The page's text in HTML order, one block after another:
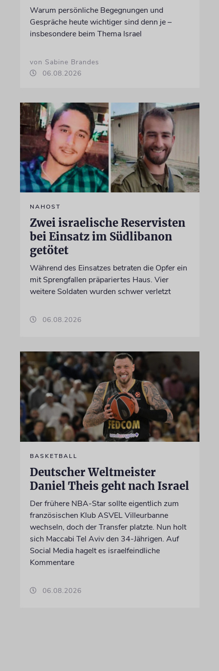
Warum persönliche Begegnungen und
Gespräche heute wichtiger sind denn je –
insbesondere beim Thema Israel
von Sabine Brandes
06.08.2026
NAHOST
Zwei israelische Reservisten
bei Einsatz im Südlibanon
getötet
Während des Einsatzes betraten die Opfer ein
mit Sprengfallen präpariertes Haus. Vier
weitere Soldaten wurden schwer verletzt
06.08.2026
BASKETBALL
Deutscher Weltmeister
Daniel Theis geht nach Israel
Der frühere NBA-Star sollte eigentlich zum
französischen Klub ASVEL Villeurbanne
wechseln, doch der Transfer platzte. Nun holt
sich Maccabi Tel Aviv den 34-Jährigen. Auf
Social Media hagelt es israelfeindliche
Kommentare
06.08.2026